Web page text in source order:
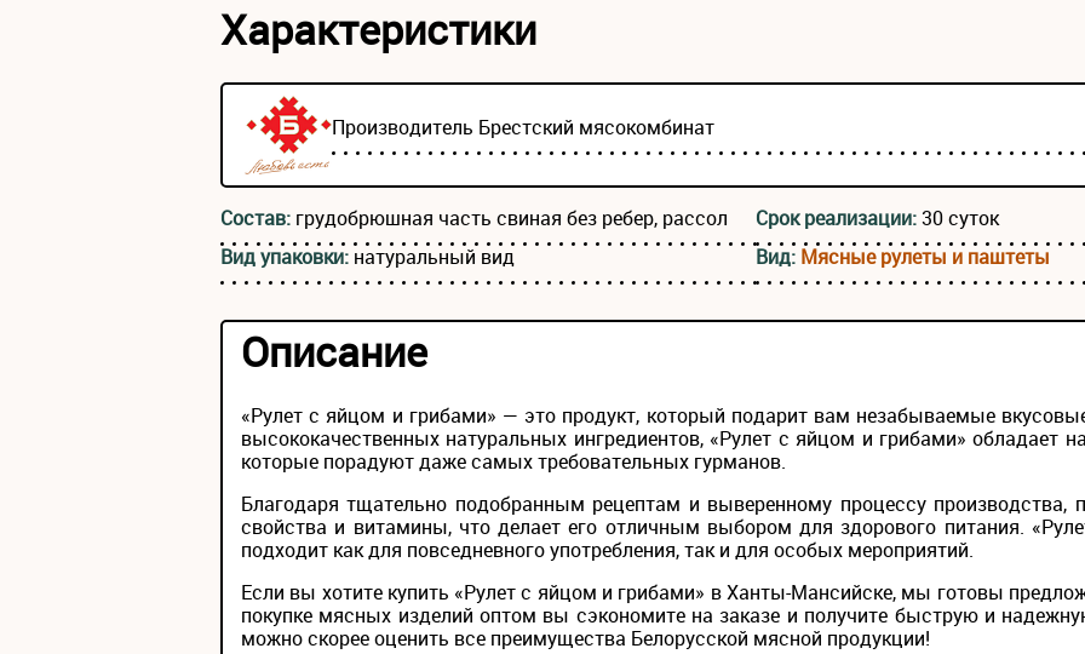
Характеристики
Производитель Брестский мясокомбинат
Состав: грудобрюшная часть свиная без ребер, рассол Срок реализации:30 суток
Вид упаковки: натуральный вид Вид: Мясные рулеты и паштеты
Описание
«Рулет с яйцом и грибами» — это продукт, который подарит вам незабываемые
высококачественных натуральных ингредиентов, «Рулет с яйцом и грибами»
которые порадуют даже самых требовательных гурманов.
Благодаря тщательно подобранным рецептам и выверенному процессу производства,
свойства и витамины, что делает его отличным выбором для здорового питания.
подходит как для повседневного употребления, так и для особых мероприятий.
Если вы хотите купить «Рулет с яйцом и грибами» в Ханты-Мансийске, мы готовы
покупке мясных изделий оптом вы сэкономите на заказе и получите быструю и
можно скорее оценить все преимущества Белорусской мясной продукции!